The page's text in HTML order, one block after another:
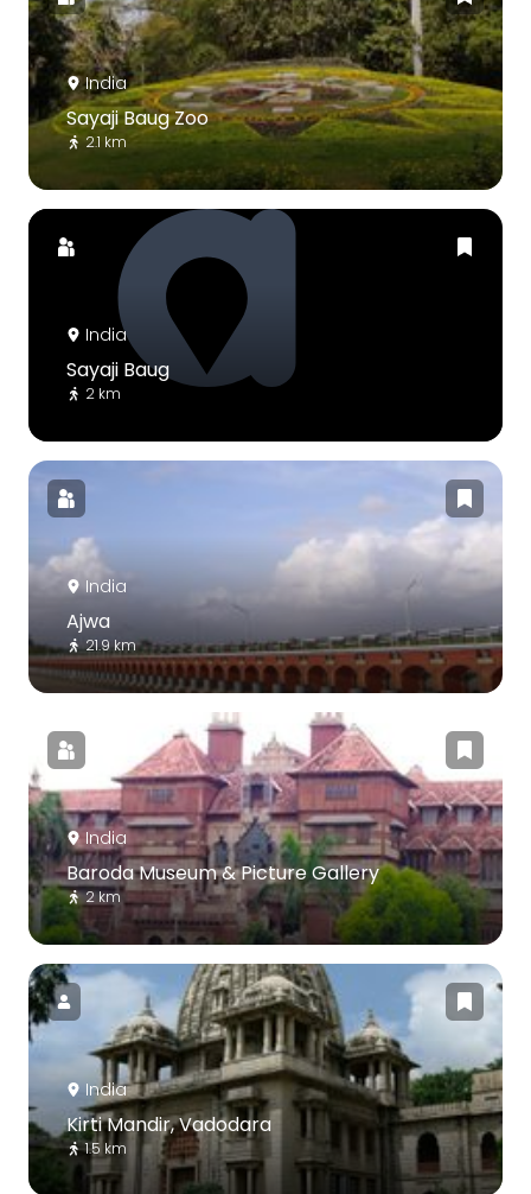
India
Sayaji Baug Zoo
2.1 km
India
Sayaji Baug
2 km
India
Ajwa
21.9 km
India
Baroda Museum & Picture Gallery
2 km
India
Kirti Mandir, Vadodara
1.5 km